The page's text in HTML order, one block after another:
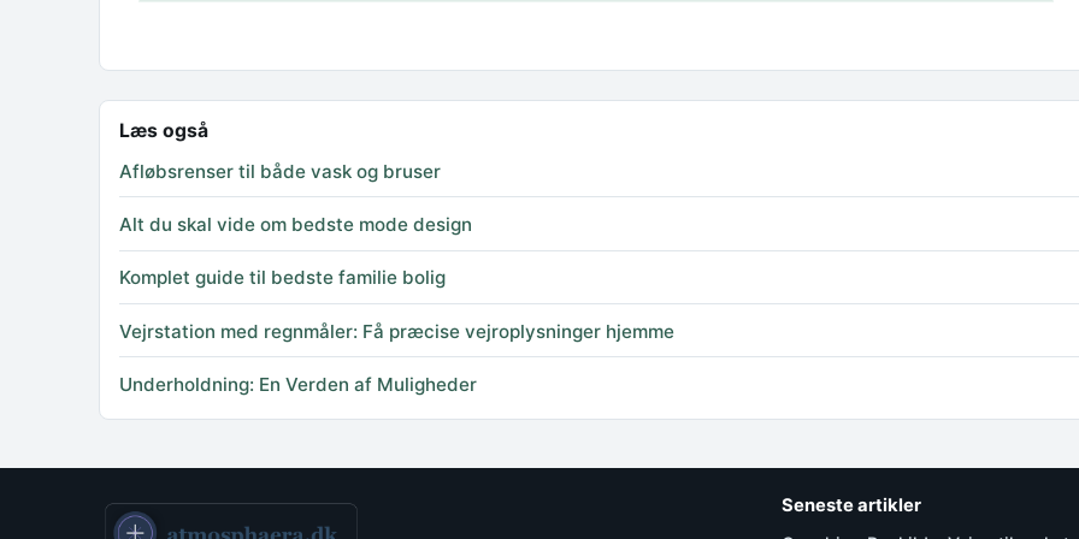
Læs også
Afløbsrenser til både vask og bruser
Alt du skal vide om bedste mode design
Komplet guide til bedste familie bolig
Vejrstation med regnmåler: Få præcise vejroplysninger hjemme
Underholdning: En Verden af Muligheder
Seneste artikler